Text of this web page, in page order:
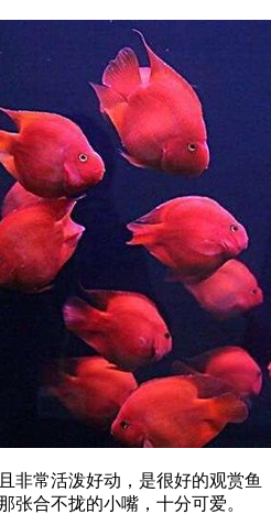
常活泼好动，是很好的观赏鱼
张合不拢的小嘴，十分可爱。